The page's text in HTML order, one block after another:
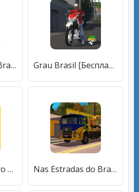
Rebaixados Elite Brasil Lite [Бесплатные покупки] Grau Brasil [Бесплатные покупки]
Quiz Brasil [Много монет] Nas Estradas do Brasil - 2023 [Мод меню]